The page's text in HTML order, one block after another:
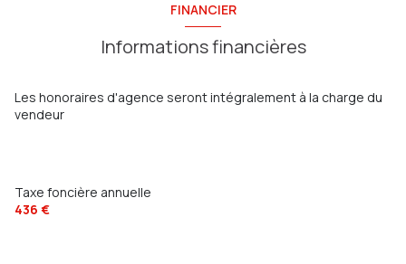
FINANCIER
Informations financières
Les honoraires d'agence seront intégralement à la charge du
vendeur
Taxe foncière annuelle
436 €